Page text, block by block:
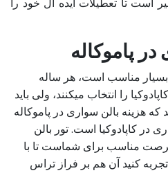
تا تعطیلات ایده آل خود را
پاموکاله
بسیار مناسب است، هر ساله
را انتخاب میکنند، ولی باید
که هزینه بالن سواری در پاموکاله
در کاپادوکیا است. تور بالن
مناسب برای شماست تا با
کنید آن هم بر فراز تراس